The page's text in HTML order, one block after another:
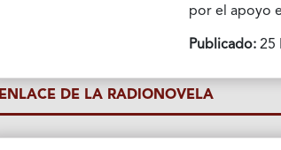
por el apoyo
Publicado: 25
ENLACE DE LA RADIONOVELA